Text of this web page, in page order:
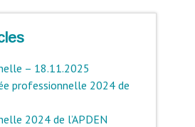
– 18.11.2025
professionnelle 2024 de
2024 de l’APDEN